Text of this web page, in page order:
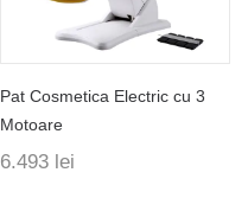
Pat Cosmetica Electric cu 3
Motoare
6.493 lei